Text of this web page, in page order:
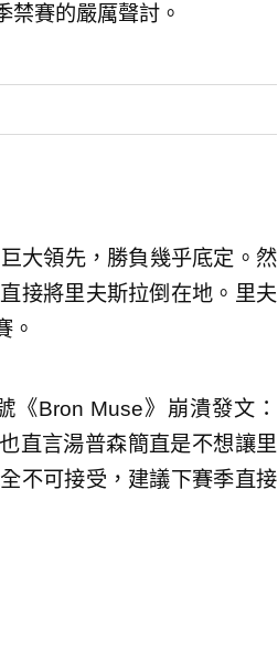
禁賽的嚴厲聲討。
大領先，勝負幾乎底定。然
接將里夫斯拉倒在地。里夫
。
Bron Muse》崩潰發文：
直言湯普森簡直是不想讓里
不可接受，建議下賽季直接